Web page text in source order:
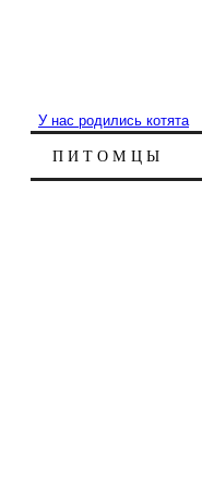
У нас родились котята
ПИТОМЦЫ